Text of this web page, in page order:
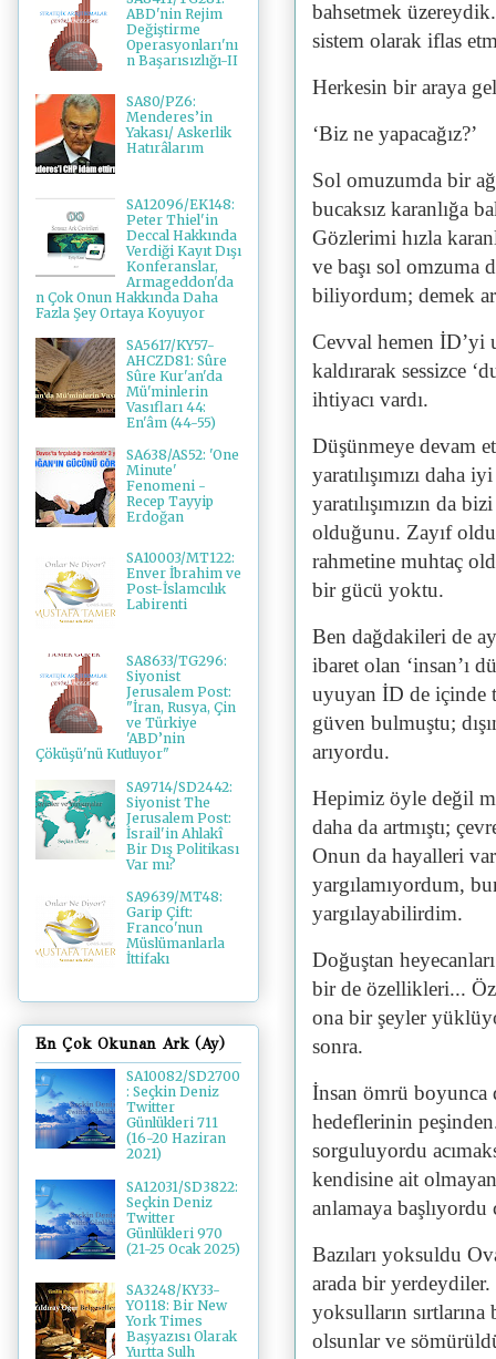
bahsetmek
sistem olarak iflas
Herkesin bir araya
‘Biz ne yapacağız?’
Sol omuzumda bir
bucaksız karanlığa
Gözlerimi hızla
ve başı sol omzuma
biliyordum; demek
Cevval hemen İD’yi
kaldırarak sessizce
ihtiyacı vardı.
Düşünmeye devam
yaratılışımızı daha
yaratılışımızın da
olduğunu. Zayıf
rahmetine muhtaç
bir gücü yoktu.
Ben dağdakileri de
ibaret olan ‘insan’ı
uyuyan İD de içinde
güven bulmuştu;
arıyordu.
Hepimiz öyle değil
daha da artmıştı;
Onun da hayalleri
yargılamıyordum,
yargılayabilirdim.
Doğuştan
bir de özellikleri...
ona bir şeyler
sonra.
İnsan ömrü
hedeflerinin
sorguluyordu
kendisine ait
anlamaya başlıyordu
Bazıları yoksuldu
arada bir yerdeydiler.
yoksulların
olsunlar ve
ABD'nin Rejim
Değiştirme
Operasyonları'nı
n Başarısızlığı-II
SA80/PZ6:
Menderes’in
Yakası/ Askerlik
Hatırâlarım
SA12096/EK148:
Peter Thiel'in
Deccal Hakkında
Verdiği Kayıt Dışı
Konferanslar,
Armageddon'da
n Çok Onun Hakkında Daha
Fazla Şey Ortaya Koyuyor
SA5617/KY57-
AHCZD81: Sûre
Sûre Kur'an'da
Mü'minlerin
Vasıfları 44:
En'âm (44-55)
SA638/AS52: 'One
Minute'
Fenomeni -
Recep Tayyip
Erdoğan
SA10003/MT122:
Enver İbrahim ve
Post-İslamcılık
Labirenti
SA8633/TG296:
Siyonist
Jerusalem Post:
"İran, Rusya, Çin
ve Türkiye
'ABD’nin
Çöküşü'nü Kutluyor"
SA9714/SD2442:
Siyonist The
Jerusalem Post:
İsrail'in Ahlakî
Bir Dış Politikası
Var mı?
SA9639/MT48:
Garip Çift:
Franco'nun
Müslümanlarla
İttifakı
En Çok Okunan Ark (Ay)
SA10082/SD2700
: Seçkin Deniz
Twitter
Günlükleri 711
(16-20 Haziran
2021)
SA12031/SD3822:
Seçkin Deniz
Twitter
Günlükleri 970
(21-25 Ocak 2025)
SA3248/KY33-
YO118: Bir New
York Times
Başyazısı Olarak
Yurtta Sulh